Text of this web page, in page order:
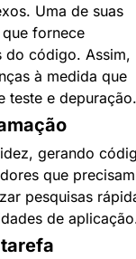
Uma de suas
fornece
do código. Assim,
à medida que
teste e depuração.
gerando
que
pesquisas
de